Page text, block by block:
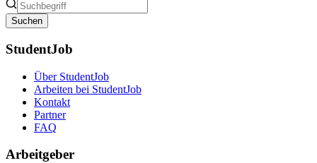
Suchen
StudentJob
Über StudentJob
Arbeiten bei StudentJob
Kontakt
Partner
FAQ
Arbeitgeber